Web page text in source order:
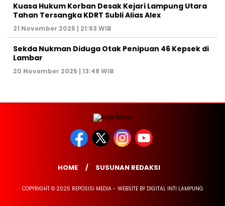
Kuasa Hukum Korban Desak Kejari Lampung Utara
Tahan Tersangka KDRT Subli Alias Alex
21 November 2025 | 21:53 WIB
Sekda Nukman Diduga Otak Penipuan 46 Kepsek di
Lambar
20 November 2025 | 13:48 WIB
HOME SUSUNAN REDAKSI
COPYRIGHT © 2025 REPOSISI MEDIA - WEBSITE BY DIGITAL INTI LAMPUNG